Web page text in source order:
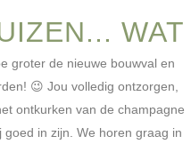
groter de nieuwe bouwval en
😉 Jou volledig ontzorgen,
ontkurken van de champagne
goed in zijn. We horen graag in